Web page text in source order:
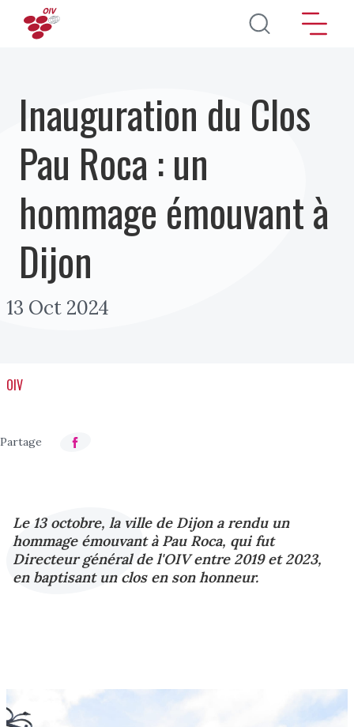
Aller au contenu principal
Inauguration du Clos
Pau Roca : un
hommage émouvant à
Dijon
13 Oct 2024
OIV
Le 13 octobre, la ville de Dijon a rendu un
hommage émouvant à Pau Roca, qui fut
Directeur général de l'OIV entre 2019 et 2023,
en baptisant un clos en son honneur.